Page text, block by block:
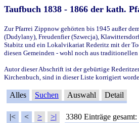
Taufbuch 1838 - 1866 der kath.
Zur Pfarrei Zippnow gehörten bis 1945 außer
(Dudylany), Freudenfier (Szwecja),
Stabitz und ein Lokalvikariat Rederitz mit der
diesen Gemeinden - wohl noch aus
Autor dieser Abschrift ist der gebürtige
Kirchenbuch, sind in dieser Liste korrigiert
Alles Suchen Auswahl Detail
|< < > >| 3380 Einträge gesamt: